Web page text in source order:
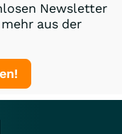
Newsletter
aus der